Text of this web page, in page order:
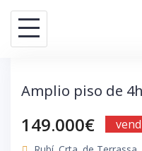
Saltar
contenido
Amplio piso de
149.000€